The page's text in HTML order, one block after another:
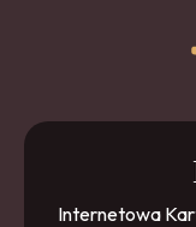
Internetowa